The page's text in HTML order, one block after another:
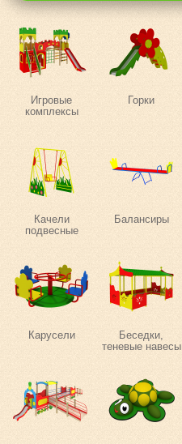
Игровые
комплексы
Горки
Качели
подвесные
Балансиры
Карусели
Беседки,
теневые навесы